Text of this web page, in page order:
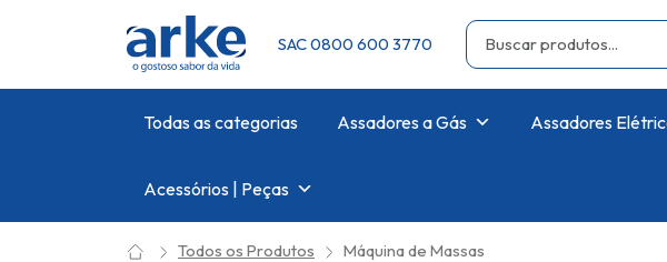
SAC 0800 600 3770
Todas as categorias Assadores a Gás Assadores
Acessórios | Peças
Todos os Produtos Máquina de Massas